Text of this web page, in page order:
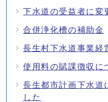
下水道の受益者に変
合併浄化槽の補助金
長生村下水道事業経
使用料の賦課徴収に
長生都市計画下水道
した